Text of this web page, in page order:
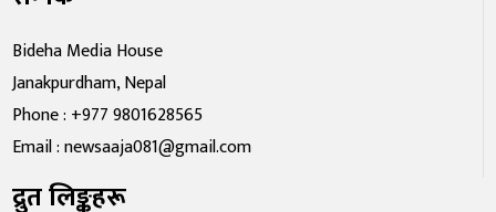
Bideha Media House
Janakpurdham, Nepal
Phone : +977 9801628565
Email : newsaaja081@gmail.com
द्रुत लिङ्कहरू